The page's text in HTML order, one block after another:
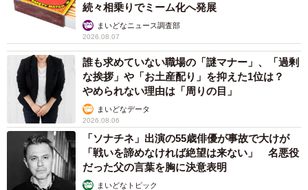
専門商社。営業職での内定が出やすいと先輩に聞き、営業
職で応募。将来的にマーケティングなどへの配属の可能性
もあるとされる総合職採用でした（以下、B社）。
業界も職種も勤務地も異なるこの2社の間で、Aさんは大い
に悩んでいます。
続々相乗りでミーム化へ発展
まいどなニュース調査部
2026.08.07
誰も求めていない職場の「謎マナー」、「過剰
な挨拶」や「お土産配り」を抑えた1位は？
やめられない理由は「周りの目」
まいどなデータ
2026.08.06
「ソナチネ」出演の55歳俳優が事故で大けが
「戦いを諦めなければ絶望は来ない」 名悪役
だった父の言葉を胸に決意表明
まいどなトピック